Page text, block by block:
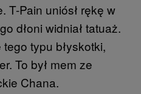
T-Pain uniósł rękę w
dłoni widniał tatuaż.
typu błyskotki,
To był mem ze
Chana.